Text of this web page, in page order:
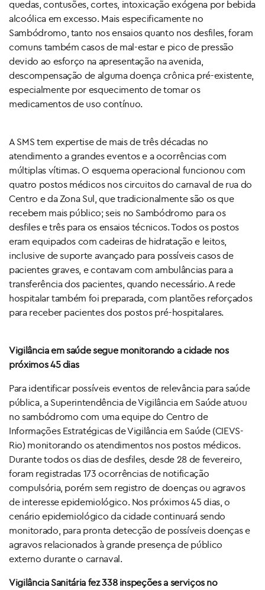
quedas, contusões, cortes, intoxicação exógena por bebida
alcoólica em excesso. Mais especificamente no
Sambódromo, tanto nos ensaios quanto nos desfiles, foram
comuns também casos de mal-estar e pico de pressão
devido ao esforço na apresentação na avenida,
descompensação de alguma doença crônica pré-existente,
especialmente por esquecimento de tomar os
medicamentos de uso contínuo.
A SMS tem expertise de mais de três décadas no
atendimento a grandes eventos e a ocorrências com
múltiplas vítimas. O esquema operacional funcionou com
quatro postos médicos nos circuitos do carnaval de rua do
Centro e da Zona Sul, que tradicionalmente são os que
recebem mais público; seis no Sambódromo para os
desfiles e três para os ensaios técnicos. Todos os postos
eram equipados com cadeiras de hidratação e leitos,
inclusive de suporte avançado para possíveis casos de
pacientes graves, e contavam com ambulâncias para a
transferência dos pacientes, quando necessário. A rede
hospitalar também foi preparada, com plantões reforçados
para receber pacientes dos postos pré-hospitalares.
Vigilância em saúde segue monitorando a cidade nos
próximos 45 dias
Para identificar possíveis eventos de relevância para saúde
pública, a Superintendência de Vigilância em Saúde atuou
no sambódromo com uma equipe do Centro de
Informações Estratégicas de Vigilância em Saúde (CIEVS-
Rio) monitorando os atendimentos nos postos médicos.
Durante todos os dias de desfiles, desde 28 de fevereiro,
foram registradas 173 ocorrências de notificação
compulsória, porém sem registro de doenças ou agravos
de interesse epidemiológico. Nos próximos 45 dias, o
cenário epidemiológico da cidade continuará sendo
monitorado, para pronta detecção de possíveis doenças e
agravos relacionados à grande presença de público
externo durante o carnaval.
Vigilância Sanitária fez 338 inspeções a serviços no